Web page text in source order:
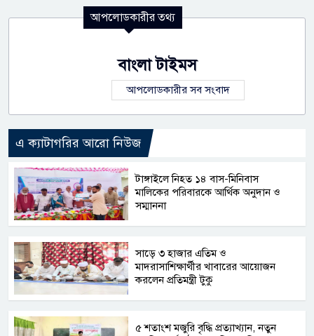
আপলোডকারীর তথ্য
বাংলা টাইমস
আপলোডকারীর সব সংবাদ
এ ক্যাটাগরির আরো নিউজ
টাঙ্গাইলে নিহত ১৪ বাস-মিনিবাস
মালিকের পরিবারকে আর্থিক অনুদান ও
সম্মাননা
সাড়ে ৩ হাজার এতিম ও
মাদরাসাশিক্ষার্থীর খাবারের আয়োজন
করলেন প্রতিমন্ত্রী টুকু
৫ শতাংশ মজুরি বৃদ্ধি প্রত্যাখ্যান, নতুন